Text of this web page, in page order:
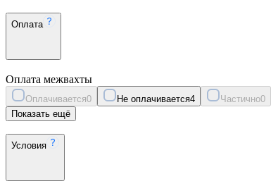
Оплата
Оплата межвахты
Оплачивается0 Не оплачивается4 Частично0
Показать ещё
Условия